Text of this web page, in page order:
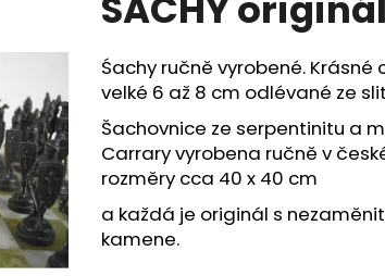
Śachy ručně vyrobené. Krásné
velké 6 až 8 cm odlévané ze
Šachovnice ze serpentinitu a
Carrary vyrobena ručně v
rozměry cca 40 x 40 cm
a každá je originál s
kamene.